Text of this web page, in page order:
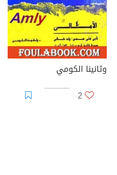
وثانينا الكومي
2